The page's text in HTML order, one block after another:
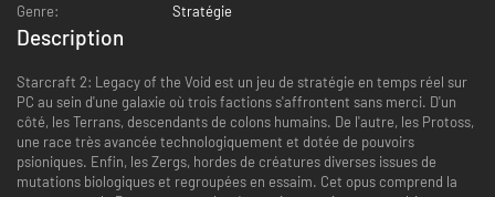
Genre:
Stratégie
Description
Starcraft 2: Legacy of the Void est un jeu de stratégie en temps réel sur
PC au sein d'une galaxie où trois factions s'affrontent sans merci. D'un
côté, les Terrans, descendants de colons humains. De l'autre, les Protoss,
une race très avancée technologiquement et dotée de pouvoirs
psioniques. Enfin, les Zergs, hordes de créatures diverses issues de
mutations biologiques et regroupées en essaim. Cet opus comprend la